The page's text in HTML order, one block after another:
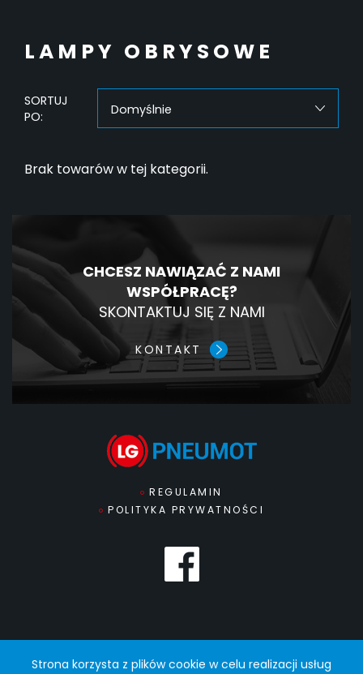
Strona korzysta z plików cookie w celu realizacji usług
LAMPY OBRYSOWE
SORTUJ
PO:
Domyślnie
Brak towarów w tej kategorii.
CHCESZ NAWIĄZAĆ Z NAMI
WSPÓŁPRACĘ?
SKONTAKTUJ SIĘ Z NAMI
KONTAKT
REGULAMIN
POLITYKA PRYWATNOŚCI